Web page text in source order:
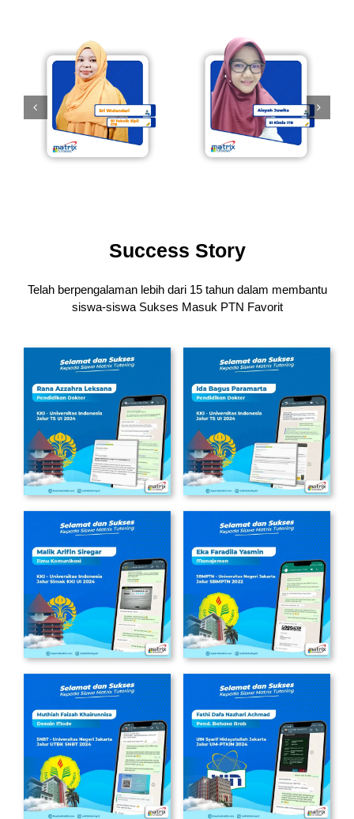
Success Story
Telah berpengalaman lebih dari 15 tahun dalam membantu
siswa-siswa Sukses Masuk PTN Favorit